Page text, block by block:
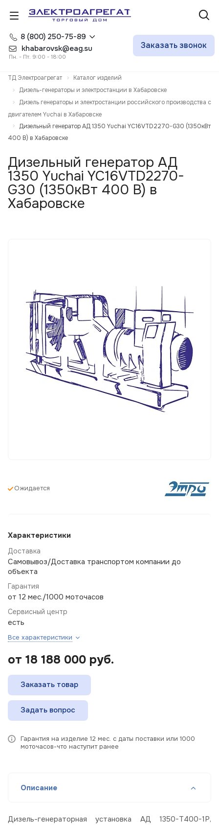
8 (800) 250-75-89
khabarovsk@eag.su
Пн. - Пт. 9:00 - 18:00
Заказать звонок
ТД Электроагрегат
Каталог изделий
Дизель-генераторы и электростанции в Хабаровске
Дизель генераторы и электростанции российского производства с
двигателем Yuchai в Хабаровске
Дизельный генератор АД 1350 Yuchai YC16VTD2270-G30 (1350кВт
400 В) в Хабаровске
Дизельный генератор АД
1350 Yuchai YC16VTD2270-
G30 (1350кВт 400 В) в
Хабаровске
Ожидается
Характеристики
Доставка
Самовывоз/Доставка транспортом компании до
объекта
Гарантия
от 12 мес./1000 моточасов
Сервисный центр
есть
Все характеристики
от 18 188 000 руб.
Заказать товар
Задать вопрос
Гарантия на изделие 12 мес. с даты поставки или 1000
моточасов-что наступит ранее
Описание
Дизель-генераторная установка АД 1350-Т400-1Р,